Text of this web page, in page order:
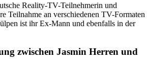
Reality-TV-Teilnehmerin und
Teilnahme an verschiedenen TV-Formaten
ist ihr Ex-Mann und ebenfalls in der
zwischen Jasmin Herren und